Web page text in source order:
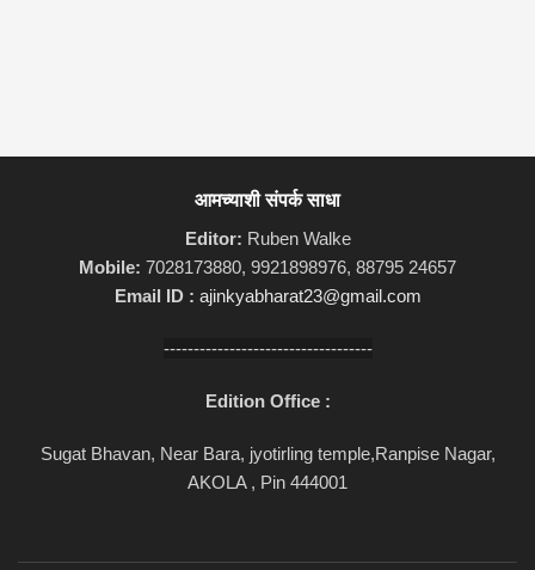
आमच्याशी संपर्क साधा
Editor: Ruben Walke
Mobile: 7028173880, 9921898976, 88795 24657
Email ID : ajinkyabharat23@gmail.com
-----------------------------------
Edition Office :
Sugat Bhavan, Near Bara, jyotirling temple,Ranpise Nagar,
AKOLA , Pin 444001